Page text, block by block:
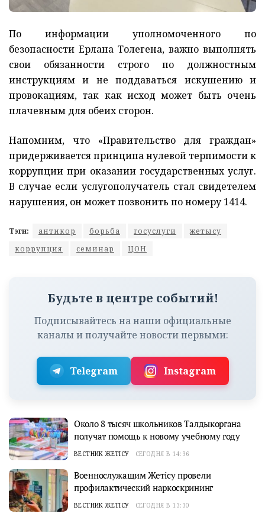
По информации уполномоченного по
безопасности Ерлана Толегена, важно выполнять
свои обязанности строго по должностным
инструкциям и не поддаваться искушению и
провокациям, так как исход может быть очень
плачевным для обеих сторон.
Напомним, что «Правительство для граждан»
придерживается принципа нулевой терпимости к
коррупции при оказании государственных услуг.
В случае если услугополучатель стал свидетелем
нарушения, он может позвонить по номеру 1414.
Тэги: антикор борьба госуслуги
жетысу
коррупция
семинар ЦОН
Будьте в центре событий!
Подписывайтесь на наши официальные
каналы и получайте новости первыми:
Telegram Instagram
Около 8 тысяч школьников Талдыкоргана
получат помощь к новому учебному году
ВЕСТНИК ЖЕТІСУ СЕГОДНЯ В 14:36
Военнослужащим Жетісу провели
профилактический наркоскрининг
ВЕСТНИК ЖЕТІСУ СЕГОДНЯ В 13:30